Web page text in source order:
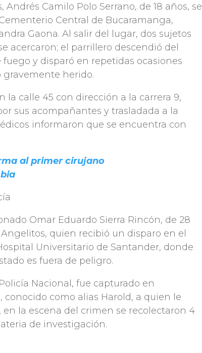
Camilo Polo Serrano, de 18 años, se
Central de Bucaramanga,
Gaona. Al salir del lugar, dos sujetos
acercaron; el parrillero descendió del
y disparó en repetidas ocasiones
gravemente herido.
la calle 45 con dirección a la carrera 9,
sus acompañantes y trasladada a la
informaron que se encuentra con
al primer cirujano
Omar Eduardo Sierra Rincón, de 28
quien recibió un disparo en el
Universitario de Santander, donde
es fuera de peligro.
Nacional, fue capturado en
como alias Harold, a quien le
la escena del crimen se recolectaron 4
de investigación.